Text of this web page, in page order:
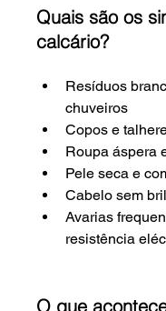
Quais são os
calcário?
Resíduos
chuveiros
Copos e
Roupa áspera
Pele seca e
Cabelo sem
Avarias
resistência
O que